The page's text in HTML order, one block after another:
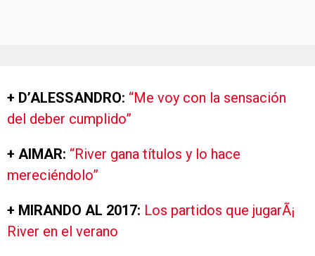
+ D’ALESSANDRO: “Me voy con la sensación
del deber cumplido”
+ AIMAR: “River gana títulos y lo hace
mereciéndolo”
+ MIRANDO AL 2017: Los partidos que jugarÃ¡
River en el verano